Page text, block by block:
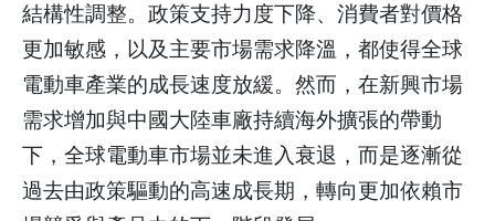
結構性調整。政策支持力度下降、消費者對價格
更加敏感，以及主要市場需求降溫，都使得全球
電動車產業的成長速度放緩。然而，在新興市場
需求增加與中國大陸車廠持續海外擴張的帶動
下，全球電動車市場並未進入衰退，而是逐漸從
過去由政策驅動的高速成長期，轉向更加依賴市